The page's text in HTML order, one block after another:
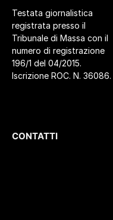
Testata giornalistica
registrata presso il
Tribunale di Massa con il
numero di registrazione
196/1 del 04/2015.
Iscrizione ROC. N. 36086.
CONTATTI